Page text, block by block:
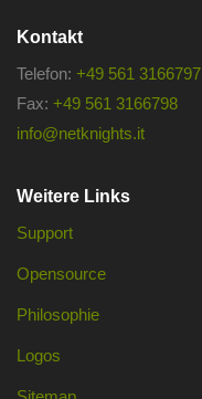
Kontakt
Telefon: +49 561 3166797
Fax: +49 561 3166798
info@netknights.it
Weitere Links
Support
Opensource
Philosophie
Logos